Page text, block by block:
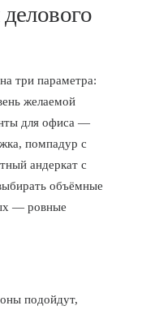
три параметра:
желаемой
для офиса —
помпадур с
андеркат с
объёмные
— ровные
подойдут,